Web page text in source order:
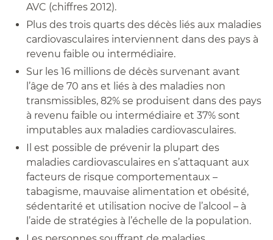
AVC (chiffres 2012).
Plus des trois quarts des décès liés aux maladies
cardiovasculaires interviennent dans des pays à
revenu faible ou intermédiaire.
Sur les 16 millions de décès survenant avant
l’âge de 70 ans et liés à des maladies non
transmissibles, 82% se produisent dans des pays
à revenu faible ou intermédiaire et 37% sont
imputables aux maladies cardiovasculaires.
Il est possible de prévenir la plupart des
maladies cardiovasculaires en s’attaquant aux
facteurs de risque comportementaux –
tabagisme, mauvaise alimentation et obésité,
sédentarité et utilisation nocive de l’alcool – à
l’aide de stratégies à l’échelle de la population.